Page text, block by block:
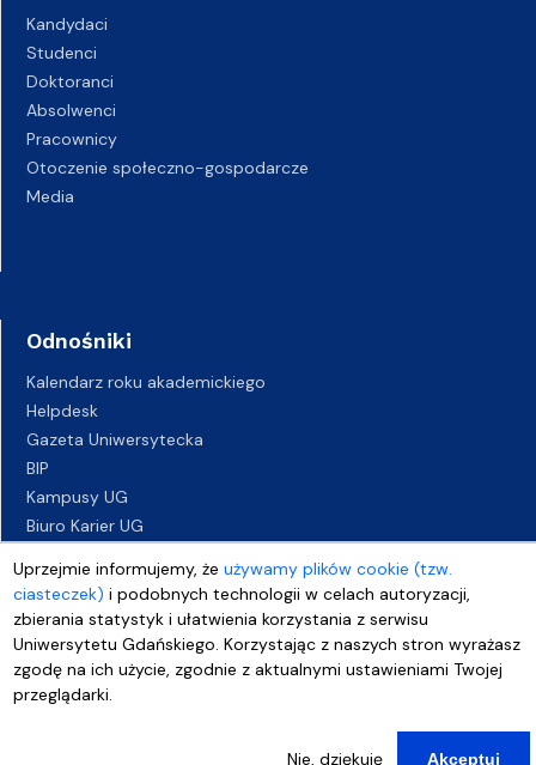
Uprzejmie informujemy, żeużywamy plików cookie (tzw.
ciasteczek) i podobnych technologii w celach autoryzacji,
zbierania statystyk i ułatwienia korzystania z serwisu
Uniwersytetu Gdańskiego. Korzystając z naszych stron wyrażasz
zgodę na ich użycie, zgodnie z aktualnymi ustawieniami Twojej
przeglądarki.
Nie, dziękuję Akceptuj
Kandydaci
Studenci
Doktoranci
Absolwenci
Pracownicy
Otoczenie społeczno-gospodarcze
Media
Odnośniki
Kalendarz roku akademickiego
Helpdesk
Gazeta Uniwersytecka
BIP
Kampusy UG
Biuro Karier UG
Deklaracja dostępności